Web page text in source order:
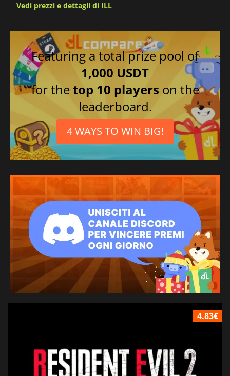
Vedi prezzi e dettagli di ILL
Featuring a total prize pool of
1,000 USDT
for thetop 10 players on the
leaderboard.
4 WAYS TO WIN BIG!
4.83€